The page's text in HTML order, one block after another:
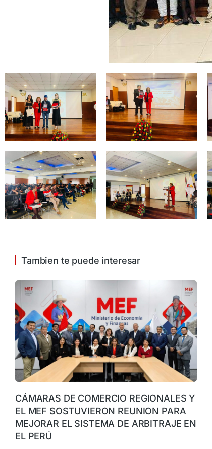
Tambien te puede interesar
CÁMARAS DE COMERCIO REGIONALES Y
EL MEF SOSTUVIERON REUNION PARA
MEJORAR EL SISTEMA DE ARBITRAJE EN
EL PERÚ